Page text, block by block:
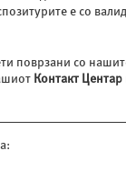
е со
поврзани со
Контакт Центар